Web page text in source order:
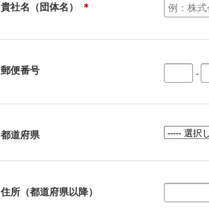
貴社名（団体名） ＊
郵便番号 -
都道府県
住所（都道府県以降）